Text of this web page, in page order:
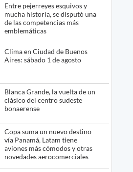
Entre pejerreyes esquivos y
mucha historia, se disputó una
de las competencias más
emblemáticas
Clima en Ciudad de Buenos
Aires: sábado 1 de agosto
Blanca Grande, la vuelta de un
clásico del centro sudeste
bonaerense
Copa suma un nuevo destino
vía Panamá, Latam tiene
aviones más cómodos y otras
novedades aerocomerciales